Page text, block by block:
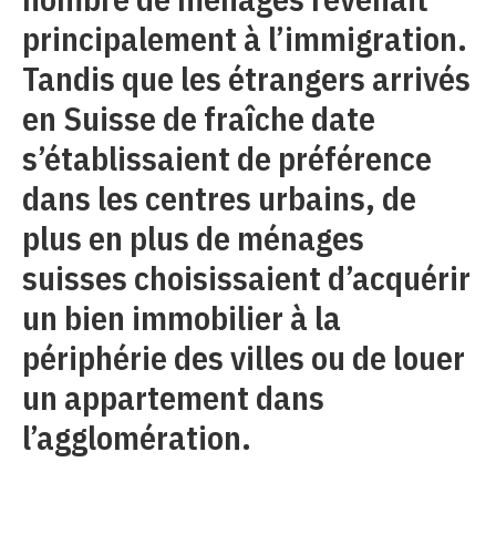
principalement à l’immigration.
Tandis que les étrangers arrivés
en Suisse de fraîche date
s’établissaient de préférence
dans les centres urbains, de
plus en plus de ménages
suisses choisissaient d’acquérir
un bien immobilier à la
périphérie des villes ou de louer
un appartement dans
l’agglomération.